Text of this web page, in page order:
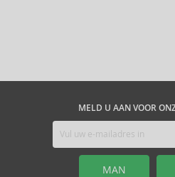
MELD U AAN VOOR
MAN